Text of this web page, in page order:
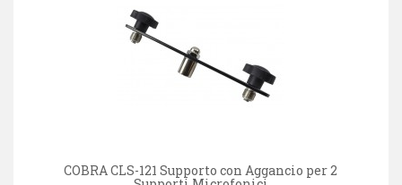
COBRA CLS-121 Supporto con Aggancio per 2